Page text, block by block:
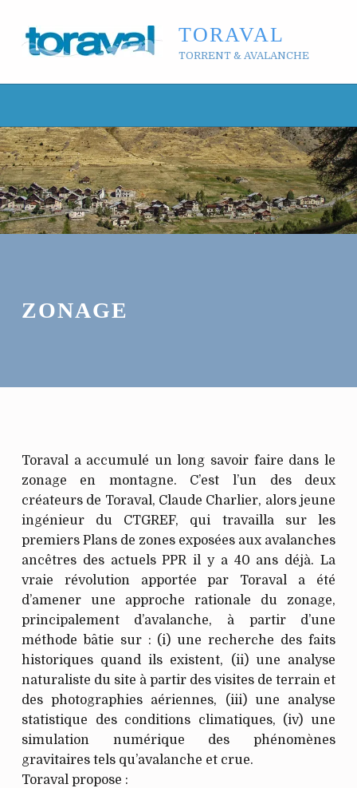
TORAVAL
TORRENT & AVALANCHE
ZONAGE
Toraval a accumulé un long savoir faire dans le
zonage en montagne. C’est l’un des deux
créateurs de Toraval, Claude Charlier, alors jeune
ingénieur du CTGREF, qui travailla sur les
premiers Plans de zones exposées aux avalanches
ancêtres des actuels PPR il y a 40 ans déjà. La
vraie révolution apportée par Toraval a été
d’amener une approche rationale du zonage,
principalement d’avalanche, à partir d’une
méthode bâtie sur : (i) une recherche des faits
historiques quand ils existent, (ii) une analyse
naturaliste du site à partir des visites de terrain et
des photographies aériennes, (iii) une analyse
statistique des conditions climatiques, (iv) une
simulation numérique des phénomènes
gravitaires tels qu’avalanche et crue.
Toraval propose :